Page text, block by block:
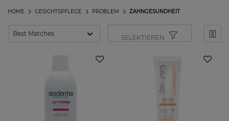
ZAHNGESUNDHEIT
PROBLEM
GESICHTSPFLEGE
HOME
SELEKTIEREN